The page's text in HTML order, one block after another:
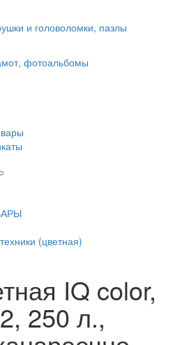
и головоломки, пазлы
фотоальбомы
(цветная)
IQ color,
250 л.,